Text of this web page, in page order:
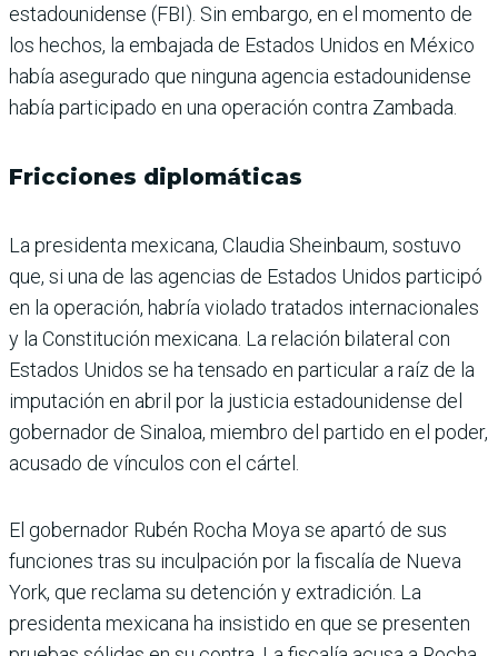
estadounidense (FBI). Sin embargo, en el momento de
los hechos, la embajada de Estados Unidos en México
había asegurado que ninguna agencia estadounidense
había participado en una operación contra Zambada.
Fricciones diplomáticas
La presidenta mexicana, Claudia Sheinbaum, sostuvo
que, si una de las agencias de Estados Unidos participó
en la operación, habría violado tratados internacionales
y la Constitución mexicana. La relación bilateral con
Estados Unidos se ha tensado en particular a raíz de la
imputación en abril por la justicia estadounidense del
gobernador de Sinaloa, miembro del partido en el poder,
acusado de vínculos con el cártel.
El gobernador Rubén Rocha Moya se apartó de sus
funciones tras su inculpación por la fiscalía de Nueva
York, que reclama su detención y extradición. La
presidenta mexicana ha insistido en que se presenten